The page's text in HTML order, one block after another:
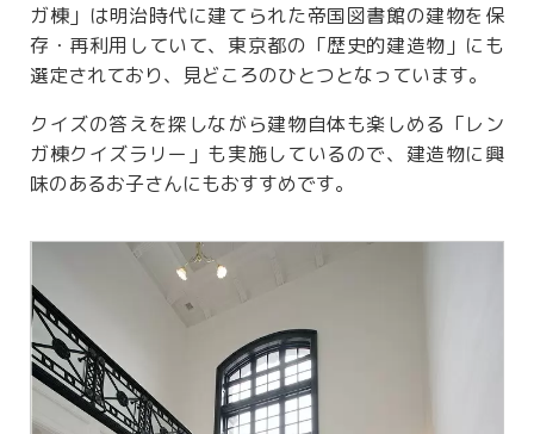
ガ棟」は明治時代に建てられた帝国図書館の建物を保
存・再利用していて、東京都の「歴史的建造物」にも
選定されており、見どころのひとつとなっています。
クイズの答えを探しながら建物自体も楽しめる「レン
ガ棟クイズラリー」も実施しているので、建造物に興
味のあるお子さんにもおすすめです。